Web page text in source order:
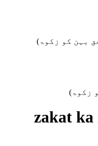
بہن کو زکوۃ)
زکوۃ)
zakat